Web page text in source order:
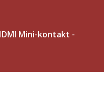
Mini-kontakt -